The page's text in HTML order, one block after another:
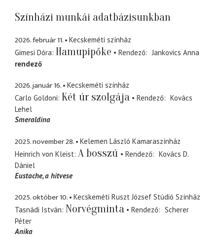
Színházi munkái adatbázisunkban
2026. február 11.
Kecskeméti színház
Gimesi Dóra Hamupipőke Rendező
Jankovics Anna
rendező
2026. január 16.
Kecskeméti színház
Carlo Goldoni Két úr szolgája Rendező
Kovács
Lehel
Smeraldina
2025. november 28.
Kelemen László Kamaraszínház
Heinrich von Kleist A bosszú Rendező
Kovács D.
Dániel
Eustache a hitvese
2025. október 10.
Kecskeméti Ruszt József Stúdió Színház
Tasnádi István Norvégminta Rendező
Scherer
Péter
Anika